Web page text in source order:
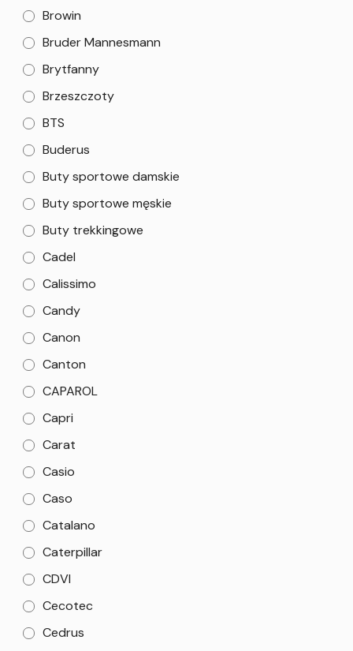
Browin
Bruder Mannesmann
Brytfanny
Brzeszczoty
BTS
Buderus
Buty sportowe damskie
Buty sportowe męskie
Buty trekkingowe
Cadel
Calissimo
Candy
Canon
Canton
CAPAROL
Capri
Carat
Casio
Caso
Catalano
Caterpillar
CDVI
Cecotec
Cedrus